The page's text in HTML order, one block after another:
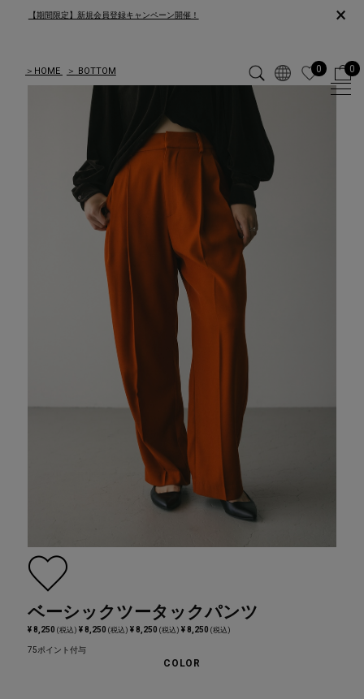
【期間限定】新規会員登録キャンペーン開催！ ×
＞ HOME ＞ BOTTOM 0 0
ベーシックツータックパンツ
¥ 8,250(税込) ¥ 8,250(税込) ¥ 8,250(税込) ¥ 8,250(税込)
75ポイント付与
COLOR